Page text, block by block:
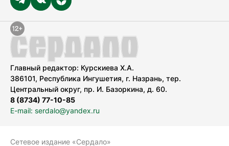
Главный редактор: Курскиева Х.А.
386101, Республика Ингушетия, г. Назрань, тер.
Центральный округ, пр. И. Базоркина, д. 60.
8 (8734) 77-10-85
E-mail: serdalo@yandex.ru
Сетевое издание «Сердало»